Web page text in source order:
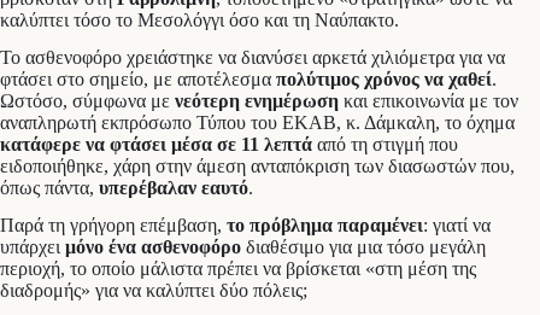
καλύπτει τόσο το Μεσολόγγι όσο και τη Ναύπακτο.
Το ασθενοφόρο χρειάστηκε να διανύσει αρκετά χιλιόμετρα για να
φτάσει στο σημείο, με αποτέλεσμα πολύτιμος χρόνος να χαθεί.
Ωστόσο, σύμφωνα με νεότερη ενημέρωση και επικοινωνία με τον
αναπληρωτή εκπρόσωπο Τύπου του ΕΚΑΒ, κ. Δάμκαλη, το όχημα
κατάφερε να φτάσει μέσα σε 11 λεπτά από τη στιγμή που
ειδοποιήθηκε, χάρη στην άμεση ανταπόκριση των διασωστών που,
όπως πάντα, υπερέβαλαν εαυτό.
Παρά τη γρήγορη επέμβαση, το πρόβλημα παραμένει: γιατί να
υπάρχει μόνο ένα ασθενοφόρο διαθέσιμο για μια τόσο μεγάλη
περιοχή, το οποίο μάλιστα πρέπει να βρίσκεται «στη μέση της
διαδρομής» για να καλύπτει δύο πόλεις;